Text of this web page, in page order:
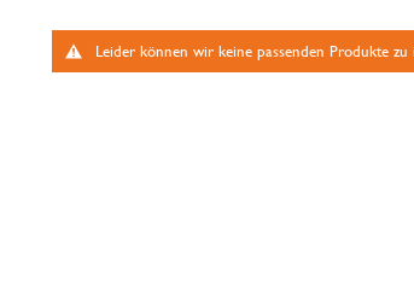
Leider können wir keine passenden Produkte